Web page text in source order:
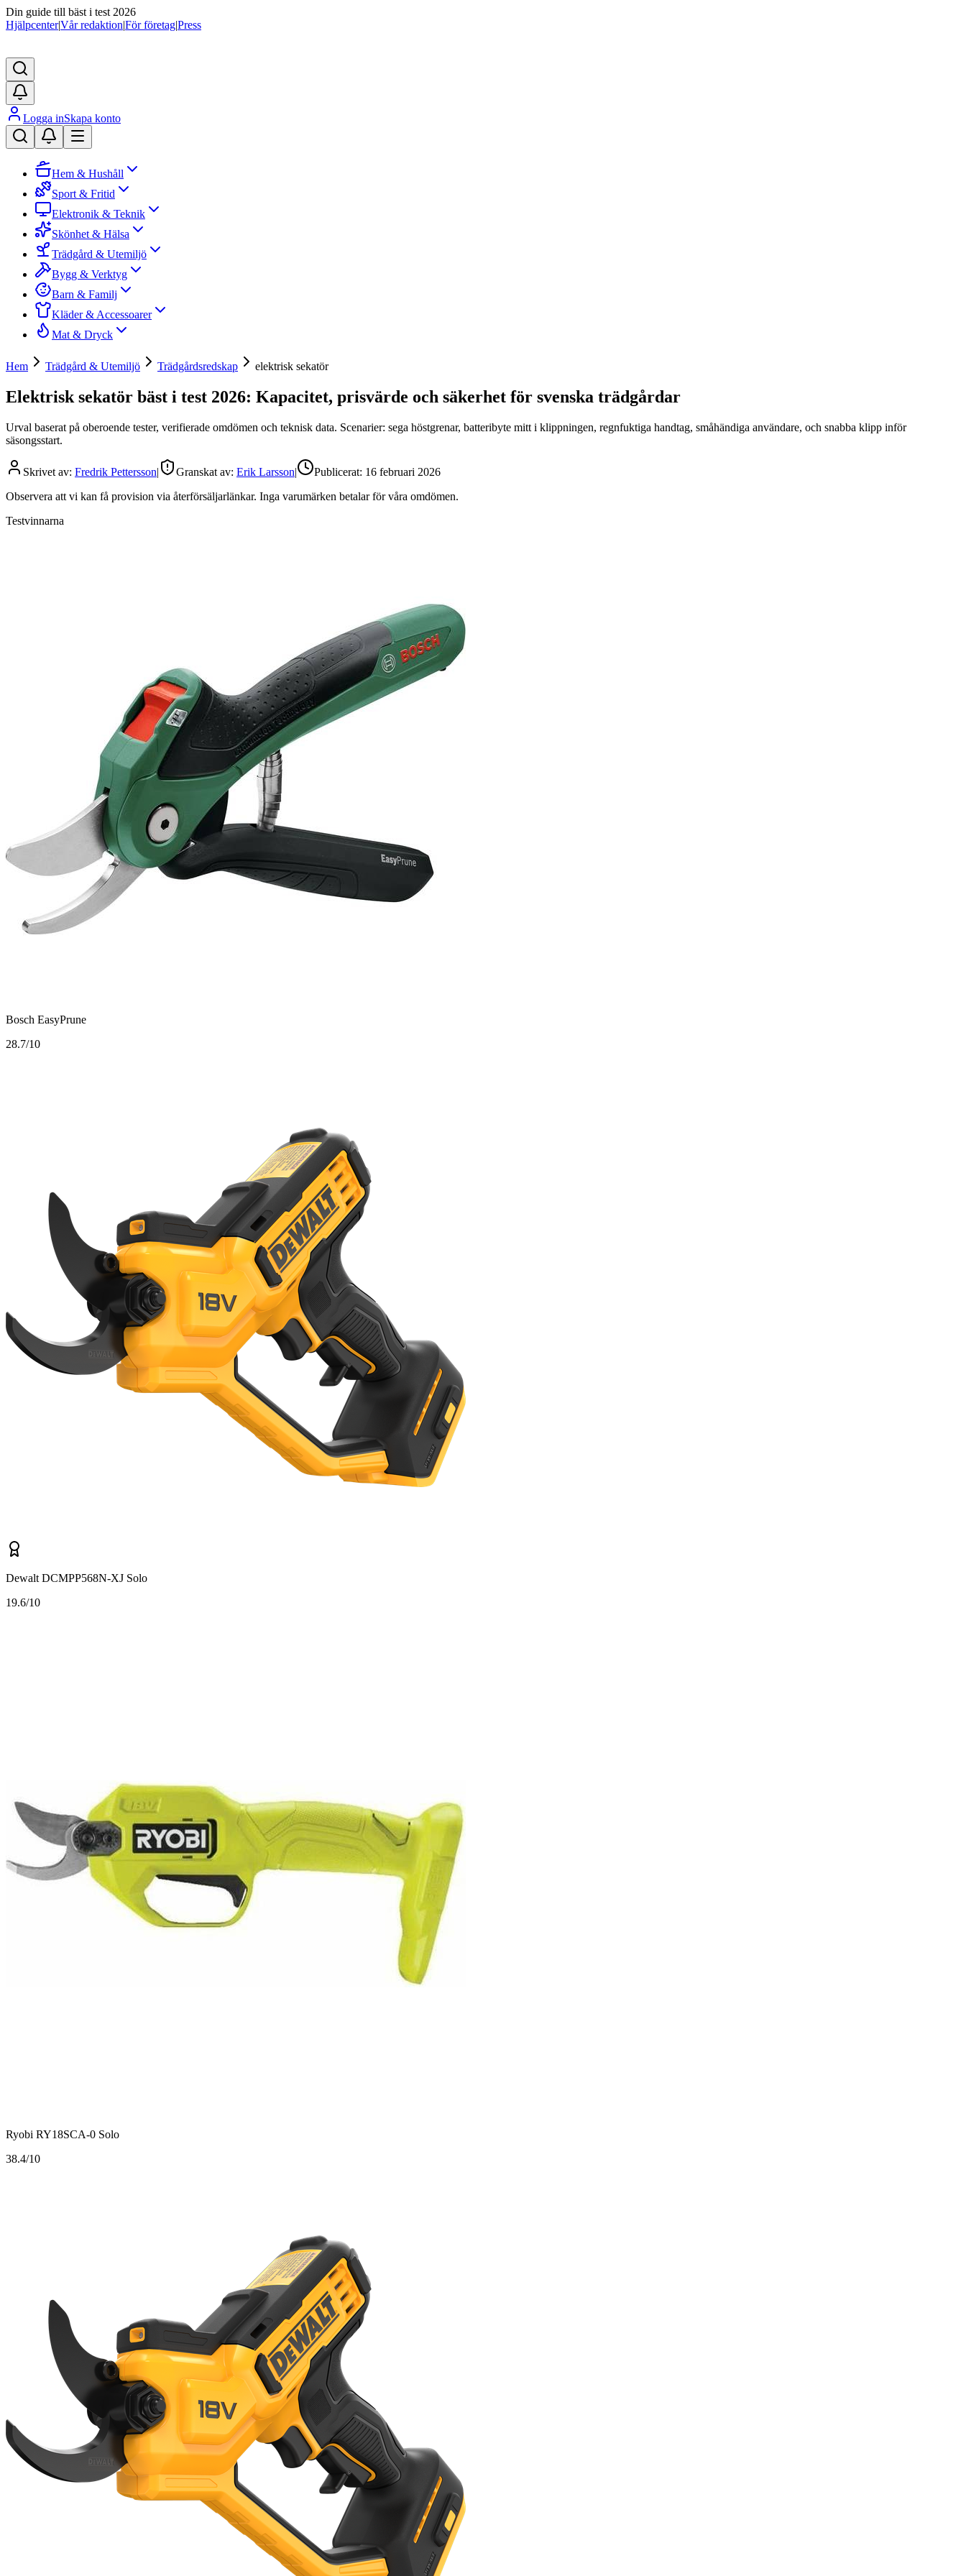
Din guide till bäst i test 2026
Hjälpcenter|Vår redaktion|För företag|Press
Logga inSkapa konto
Hem & Hushåll
Sport & Fritid
Elektronik & Teknik
Skönhet & Hälsa
Trädgård & Utemiljö
Bygg & Verktyg
Barn & Familj
Kläder & Accessoarer
Mat & Dryck
Hem Trädgård & Utemiljö Trädgårdsredskap elektrisk sekatör
Elektrisk sekatör bäst i test 2026: Kapacitet, prisvärde och säkerhet för svenska trädgårdar
Urval baserat på oberoende tester, verifierade omdömen och teknisk data. Scenarier: sega höstgrenar, batteribyte mitt i klippningen, regnfuktiga handtag, småhändiga användare, och snabba klipp inför
säsongsstart.
Skrivet av: Fredrik Pettersson| Granskat av: Erik Larsson| Publicerat: 16 februari 2026
Observera att vi kan få provision via återförsäljarlänkar. Inga varumärken betalar för våra omdömen.
Testvinnarna
Bosch EasyPrune
28.7/10
Dewalt DCMPP568N-XJ Solo
19.6/10
Ryobi RY18SCA-0 Solo
38.4/10